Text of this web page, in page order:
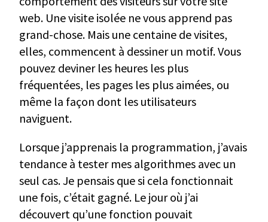
web. Une visite isolée ne vous apprend pas
grand-chose. Mais une centaine de visites,
elles, commencent à dessiner un motif. Vous
pouvez deviner les heures les plus
fréquentées, les pages les plus aimées, ou
même la façon dont les utilisateurs
naviguent.
Lorsque j’apprenais la programmation, j’avais
tendance à tester mes algorithmes avec un
seul cas. Je pensais que si cela fonctionnait
une fois, c’était gagné. Le jour où j’ai
découvert qu’une fonction pouvait